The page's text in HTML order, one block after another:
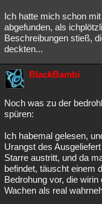
Ich hatte mich schon
abgefunden, als
Beschreibungen stieß,
deckten...
BlackBambi
Noch was zu der
spüren:
Ich habemal gelesen,
Urangst des
Starre austritt, und da
befindet, täuscht einem
Bedrohung vor, die
Wachen als real